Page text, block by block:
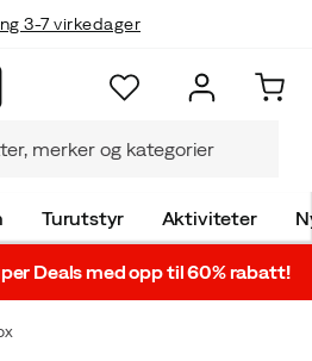
ved kjøp over 999,-
Turutstyr Aktiviteter
Deals med opp til 60% rabatt!